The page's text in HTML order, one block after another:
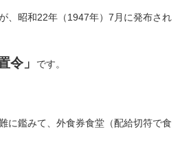
、昭和22年（1947年）7月に発布され
令」 です。
に鑑みて、外食券食堂（配給切符で食